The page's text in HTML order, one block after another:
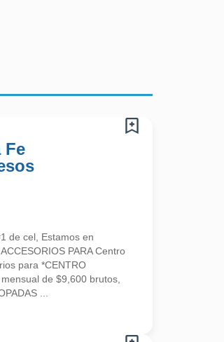
Fe
de cel, Estamos en
PARA Centro
para *CENTRO
de $9,600 brutos,
...